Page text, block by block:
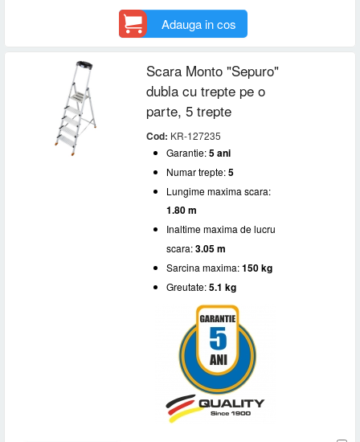
Adauga in cos
Scara Monto "Sepuro"
dubla cu trepte pe o
parte, 5 trepte
Cod: KR-127235
Garantie:5 ani
Numar trepte:5
Lungime maxima scara:
1.80 m
Inaltime maxima de lucru
scara:3.05 m
Sarcina maxima:150 kg
Greutate:5.1 kg